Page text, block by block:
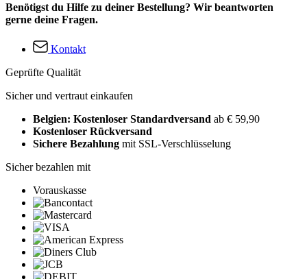
Benötigst du Hilfe zu deiner Bestellung? Wir beantworten
gerne deine Fragen.
Kontakt
Geprüfte Qualität
Sicher und vertraut einkaufen
Belgien: Kostenloser Standardversand ab € 59,90
Kostenloser Rückversand
Sichere Bezahlung mit SSL-Verschlüsselung
Sicher bezahlen mit
Vorauskasse